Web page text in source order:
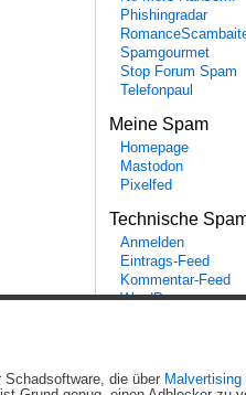
Phishingradar
Spamgourmet
Stop Forum Spam
Telefonpaul
Meine Spam
Homepage
Mastodon
Pixelfed
Technische
Anmelden
Eintrags-Feed
Kommentar-Feed
WordPress.org
. die über Malvertising